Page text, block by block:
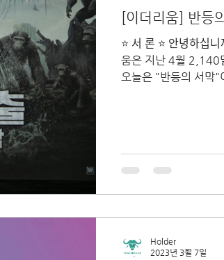
[이더리움] 반
⭐ 서 론 ⭐
움은 지난 4월 2,140
오늘은 "반등의 서막"
Holder
2023년 3월 7일